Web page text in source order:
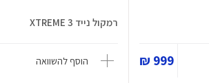
999 ₪
רמקול נייד XTREME 3
הוסף להשוואה